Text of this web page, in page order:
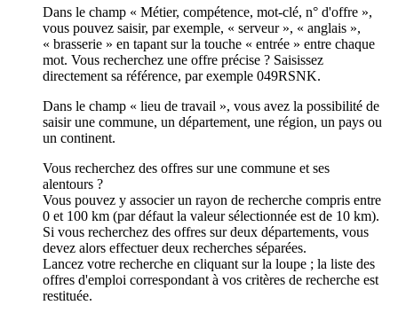
Dans le champ « Métier, compétence, mot-clé, n° d'offre »,
vous pouvez saisir, par exemple, « serveur », « anglais »,
« brasserie » en tapant sur la touche « entrée » entre chaque
mot. Vous recherchez une offre précise ? Saisissez
directement sa référence, par exemple 049RSNK.
Dans le champ « lieu de travail », vous avez la possibilité de
saisir une commune, un département, une région, un pays ou
un continent.
Vous recherchez des offres sur une commune et ses
alentours ?
Vous pouvez y associer un rayon de recherche compris entre
0 et 100 km (par défaut la valeur sélectionnée est de 10 km).
Si vous recherchez des offres sur deux départements, vous
devez alors effectuer deux recherches séparées.
Lancez votre recherche en cliquant sur la loupe ; la liste des
offres d'emploi correspondant à vos critères de recherche est
restituée.